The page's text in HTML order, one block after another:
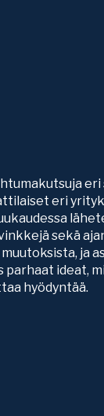
eri
eri
sekä
ja
parhaat ideat,
hyödyntää.